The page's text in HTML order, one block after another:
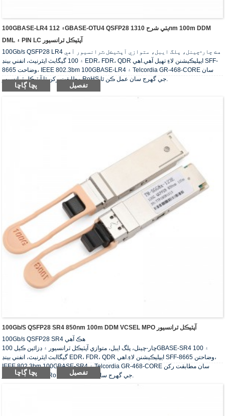
100GBASE-LR4 ۽ 112GBASE-OTU4 QSFP28 ٻٽي شرح 1310nm 100m DDM
DML ۽ PIN LC آپٽيڪل ٽرانسيور
100Gb/s QSFP28 LR4 هڪ چار-چينل، پلگ ايبل، متوازي آپٽيڪل ٽرانسيور آهي
۽ 100 گيگابٽ ايٿرنيٽ، انفني بينڊ EDR، FDR، QDR ايپليڪيشنن لاءِ ٺهيل آهي.اهي SFF-
8665 وضاحت، IEEE 802.3bm 100GBASE-LR4 ۽ Telcordia GR-468-CORE سان
مطابقت رکن ٿا.آپٽيڪل ٽرانسيور RoHS جي گهرج سان عمل ڪن ٿا.
پڇا ڳاڇا تفصيل
100Gb/s QSFP28 SR4 850nm 100m DDM VCSEL MPO آپٽيڪل ٽرانسيور
100Gb/s QSFP28 SR4 هڪ آهي
چار-چينل، پلگ ايبل، متوازي آپٽيڪل ٽرانسيور ۽ ڊزائين ڪيل 100GBASE-SR4 ۽ 100
گيگاابٽ ايٿرنيٽ، انفني بينڊ EDR، FDR، QDR ايپليڪيشنن لاءِ.اهي SFF-8665 وضاحتن،
IEEE 802.3bm 100GBASE-SR4 ۽ Telcordia GR-468-CORE سان مطابقت رکن
ٿا.آپٽيڪل ٽرانسيور RoHS جي گهرج سان عمل ڪن ٿا.
پڇا ڳاڇا تفصيل